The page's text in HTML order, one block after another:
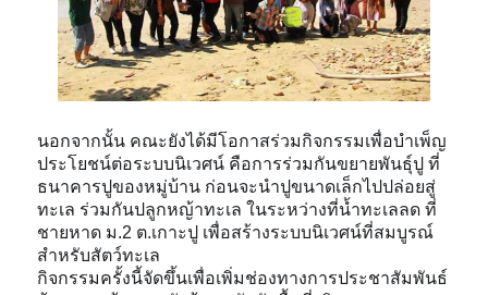
นอกจากนั้น คณะยังได้มีโอกาสร่วมกิจกรรมเพื่อบำเพ็ญ
ประโยชน์ต่อระบบนิเวศน์ คือการร่วมกันขยายพันธุ์ปู ที่
ธนาคารปูของหมู่บ้าน ก่อนจะนำปูขนาดเล็กไปปล่อยสู่
ทะเล ร่วมกันปลูกหญ้าทะเล ในระหว่างที่น้ำทะเลลด ที่
ชายหาด ม.2 ต.เกาะปู เพื่อสร้างระบบนิเวศน์ที่สมบูรณ์
สำหรับสัตว์ทะเล
กิจกรรมครั้งนี้จัดขึ้นเพื่อเพิ่มช่องทางการประชาสัมพันธ์